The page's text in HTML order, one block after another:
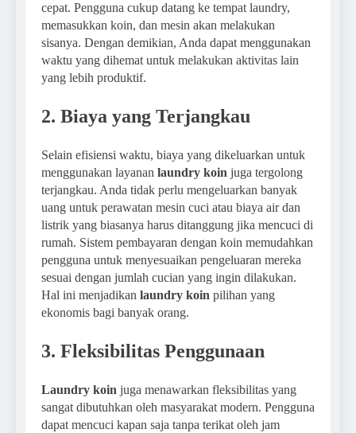
cepat. Pengguna cukup datang ke tempat laundry,
memasukkan koin, dan mesin akan melakukan
sisanya. Dengan demikian, Anda dapat menggunakan
waktu yang dihemat untuk melakukan aktivitas lain
yang lebih produktif.
2. Biaya yang Terjangkau
Selain efisiensi waktu, biaya yang dikeluarkan untuk
menggunakan layanan laundry koin juga tergolong
terjangkau. Anda tidak perlu mengeluarkan banyak
uang untuk perawatan mesin cuci atau biaya air dan
listrik yang biasanya harus ditanggung jika mencuci di
rumah. Sistem pembayaran dengan koin memudahkan
pengguna untuk menyesuaikan pengeluaran mereka
sesuai dengan jumlah cucian yang ingin dilakukan.
Hal ini menjadikan laundry koin pilihan yang
ekonomis bagi banyak orang.
3. Fleksibilitas Penggunaan
Laundry koin juga menawarkan fleksibilitas yang
sangat dibutuhkan oleh masyarakat modern. Pengguna
dapat mencuci kapan saja tanpa terikat oleh jam